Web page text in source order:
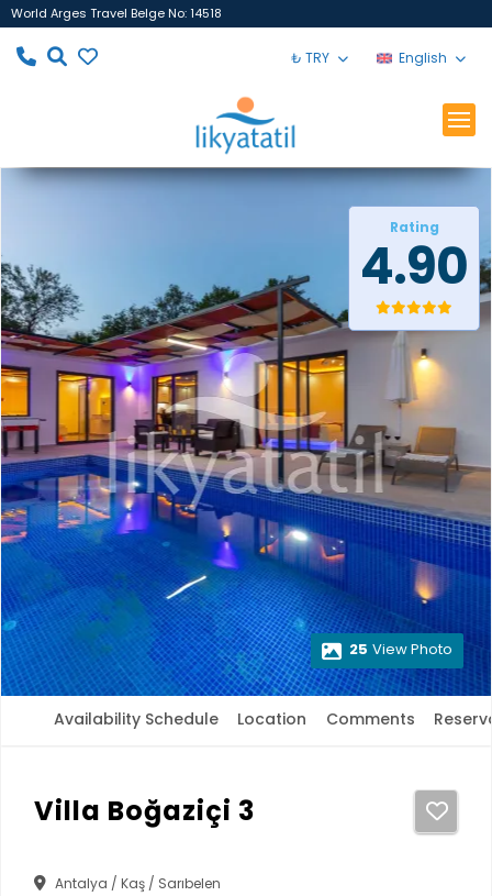
World Arges Travel Belge No: 14518
₺ TRY English
Rating
4.90
25 View Photo
Availability Schedule Location Comments
Villa Boğaziçi 3
Antalya / Kaş / Sarıbelen